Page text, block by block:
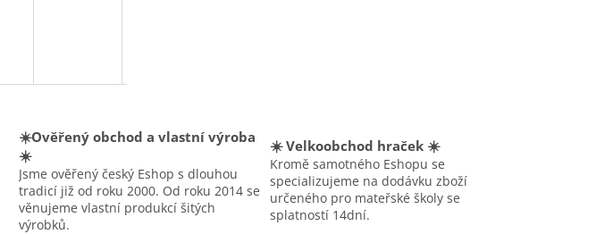
☀️Ověřený obchod a vlastní výroba
☀️
Jsme ověřený český Eshop s dlouhou
tradicí již od roku 2000. Od roku 2014 se
věnujeme vlastní produkcí šitých
výrobků.
☀️ Velkoobchod hraček ☀️
Kromě samotného Eshopu se
specializujeme na dodávku zboží
určeného pro mateřské školy se
splatností 14dní.